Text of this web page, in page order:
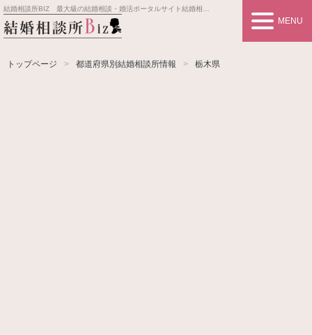
結婚相談所BIZ 最大級の結婚相談・婚活ポータルサイト結婚相談所事業者情報や婚活お見合いの悩み、対策を紹介します。
MENU
トップページ 都道府県別結婚相談所情報 栃木県